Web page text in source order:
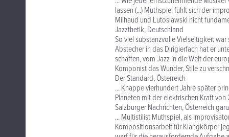
lassen (...) Muthspiel fühlt sich der
Milhaud und Lutoslawski nicht
Jazzthetik, Deutschland
So viel substanzvolle Vielseitigkeit
Abstecher in das Dirigierfach hat er
schaffen, vom Jazz in die Welt der
Komponist das Wunder, Stile zu
Der Standard, Österreich
... Knappe vierhundert Jahre später
Planeten mit der elektrischen Kraft
Salzburger Nachrichten, Österreich
... Multistilist Muthspiel, als
Kompositionsarbeit für Klangkörper